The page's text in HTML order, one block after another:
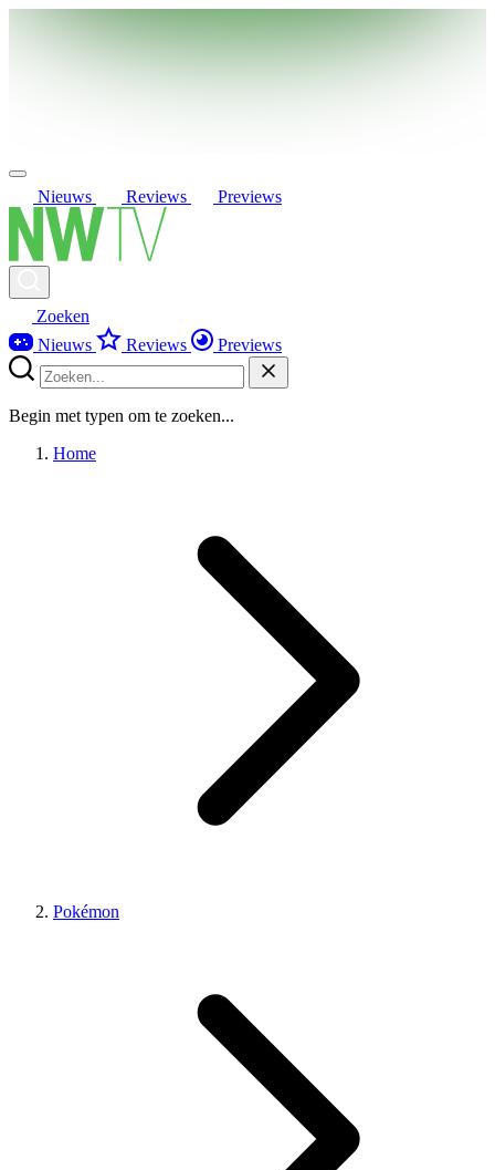
Nieuws Reviews Previews
Zoeken
Nieuws
Reviews Previews
Begin met typen om te zoeken...
Home
Pokémon